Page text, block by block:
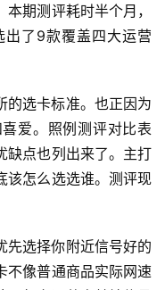
期测评耗时半个月，
了9款覆盖四大运营
的选卡标准。也正因为
爱。照例测评对比表
缺点也列出来了。主打
该怎么选选谁。测评现
先选择你附近信号好的
不像普通商品实际网速